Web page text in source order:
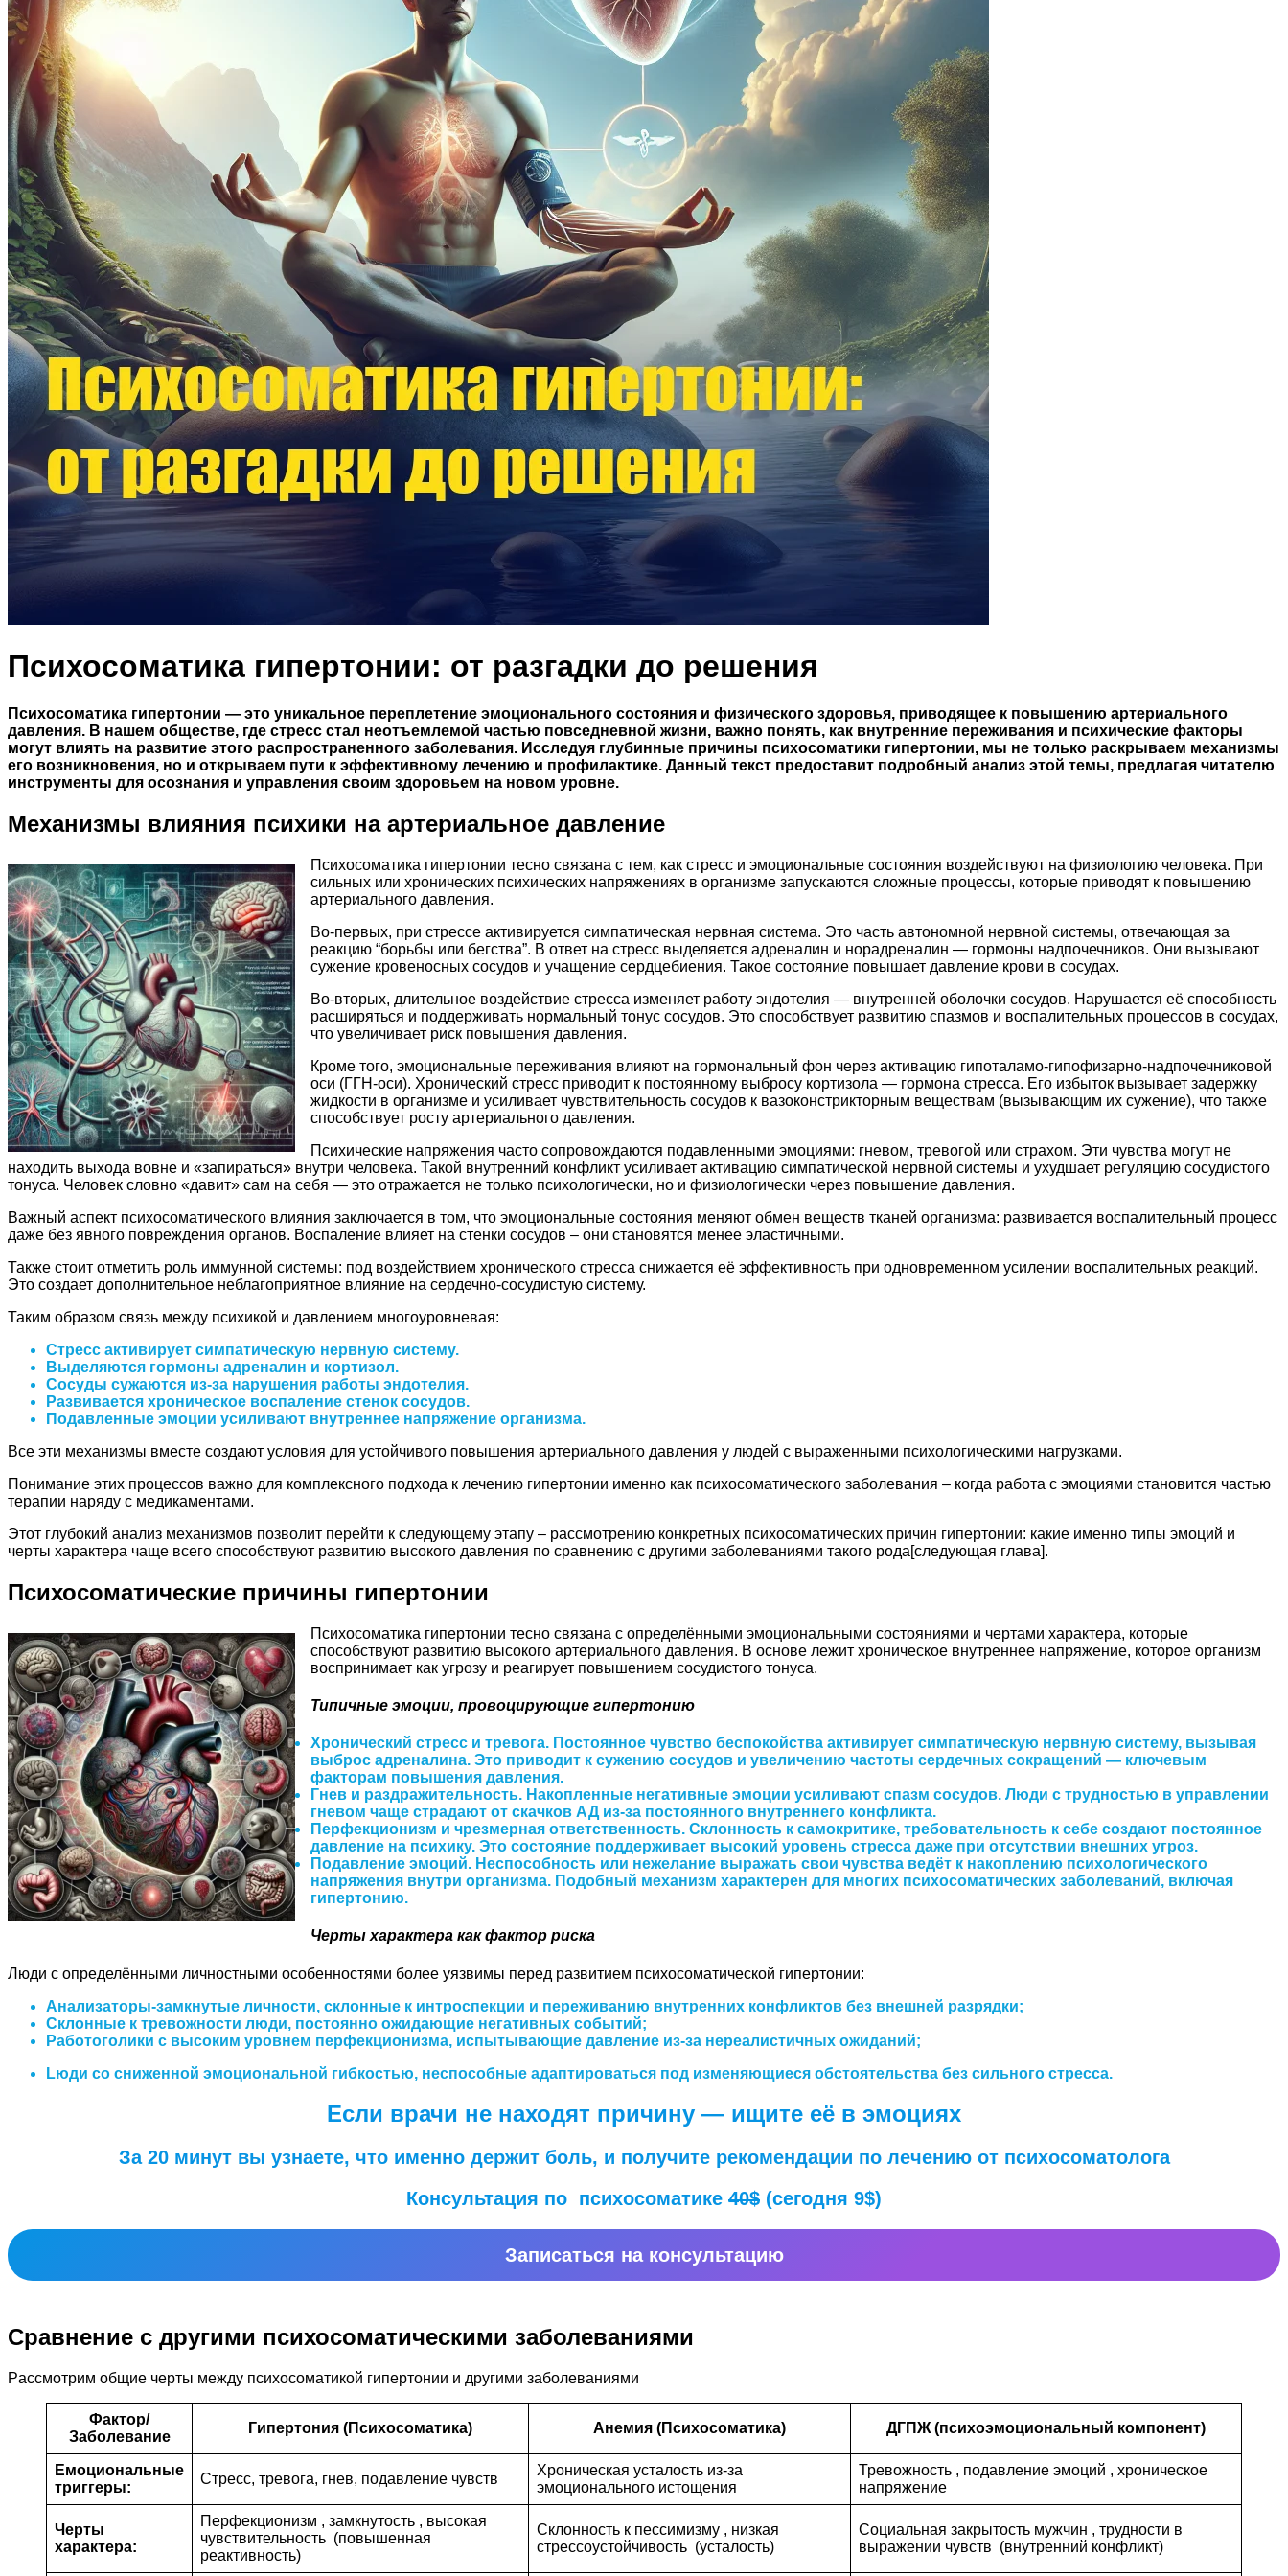
Психосоматика гипертонии: от разгадки до решения
Психосоматика гипертонии — это уникальное переплетение эмоционального состояния и физического здоровья, приводящее к повышению артериального
давления. В нашем обществе, где стресс стал неотъемлемой частью повседневной жизни, важно понять, как внутренние переживания и психические факторы
могут влиять на развитие этого распространенного заболевания. Исследуя глубинные причины психосоматики гипертонии, мы не только раскрываем механизмы
его возникновения, но и открываем пути к эффективному лечению и профилактике. Данный текст предоставит подробный анализ этой темы, предлагая читателю
инструменты для осознания и управления своим здоровьем на новом уровне.
Механизмы влияния психики на артериальное давление
Психосоматика гипертонии тесно связана с тем, как стресс и эмоциональные состояния воздействуют на физиологию человека. При
сильных или хронических психических напряжениях в организме запускаются сложные процессы, которые приводят к повышению
артериального давления.
Во-первых, при стрессе активируется симпатическая нервная система. Это часть автономной нервной системы, отвечающая за
реакцию “борьбы или бегства”. В ответ на стресс выделяется адреналин и норадреналин — гормоны надпочечников. Они вызывают
сужение кровеносных сосудов и учащение сердцебиения. Такое состояние повышает давление крови в сосудах.
Во-вторых, длительное воздействие стресса изменяет работу эндотелия — внутренней оболочки сосудов. Нарушается её способность
расширяться и поддерживать нормальный тонус сосудов. Это способствует развитию спазмов и воспалительных процессов в сосудах,
что увеличивает риск повышения давления.
Кроме того, эмоциональные переживания влияют на гормональный фон через активацию гипоталамо-гипофизарно-надпочечниковой
оси (ГГН-оси). Хронический стресс приводит к постоянному выбросу кортизола — гормона стресса. Его избыток вызывает задержку
жидкости в организме и усиливает чувствительность сосудов к вазоконстрикторным веществам (вызывающим их сужение), что также
способствует росту артериального давления.
Психические напряжения часто сопровождаются подавленными эмоциями: гневом, тревогой или страхом. Эти чувства могут не
находить выхода вовне и «запираться» внутри человека. Такой внутренний конфликт усиливает активацию симпатической нервной системы и ухудшает регуляцию сосудистого
тонуса. Человек словно «давит» сам на себя — это отражается не только психологически, но и физиологически через повышение давления.
Важный аспект психосоматического влияния заключается в том, что эмоциональные состояния меняют обмен веществ тканей организма: развивается воспалительный процесс
даже без явного повреждения органов. Воспаление влияет на стенки сосудов – они становятся менее эластичными.
Также стоит отметить роль иммунной системы: под воздействием хронического стресса снижается её эффективность при одновременном усилении воспалительных реакций.
Это создает дополнительное неблагоприятное влияние на сердечно-сосудистую систему.
Таким образом связь между психикой и давлением многоуровневая:
Стресс активирует симпатическую нервную систему.
Выделяются гормоны адреналин и кортизол.
Сосуды сужаются из-за нарушения работы эндотелия.
Развивается хроническое воспаление стенок сосудов.
Подавленные эмоции усиливают внутреннее напряжение организма.
Все эти механизмы вместе создают условия для устойчивого повышения артериального давления у людей с выраженными психологическими нагрузками.
Понимание этих процессов важно для комплексного подхода к лечению гипертонии именно как психосоматического заболевания – когда работа с эмоциями становится частью
терапии наряду с медикаментами.
Этот глубокий анализ механизмов позволит перейти к следующему этапу – рассмотрению конкретных психосоматических причин гипертонии: какие именно типы эмоций и
черты характера чаще всего способствуют развитию высокого давления по сравнению с другими заболеваниями такого рода[следующая глава].
Психосоматические причины гипертонии
Психосоматика гипертонии тесно связана с определёнными эмоциональными состояниями и чертами характера, которые
способствуют развитию высокого артериального давления. В основе лежит хроническое внутреннее напряжение, которое организм
воспринимает как угрозу и реагирует повышением сосудистого тонуса.
Типичные эмоции, провоцирующие гипертонию
Хронический стресс и тревога. Постоянное чувство беспокойства активирует симпатическую нервную систему, вызывая
выброс адреналина. Это приводит к сужению сосудов и увеличению частоты сердечных сокращений — ключевым
факторам повышения давления.
Гнев и раздражительность. Накопленные негативные эмоции усиливают спазм сосудов. Люди с трудностью в управлении
гневом чаще страдают от скачков АД из-за постоянного внутреннего конфликта.
Перфекционизм и чрезмерная ответственность. Склонность к самокритике, требовательность к себе создают постоянное
давление на психику. Это состояние поддерживает высокий уровень стресса даже при отсутствии внешних угроз.
Подавление эмоций. Неспособность или нежелание выражать свои чувства ведёт к накоплению психологического
напряжения внутри организма. Подобный механизм характерен для многих психосоматических заболеваний, включая
гипертонию.
Черты характера как фактор риска
Люди с определёнными личностными особенностями более уязвимы перед развитием психосоматической гипертонии:
Aнaлизаторы-замкнутые личности, склонные к интроспекции и переживанию внутренних конфликтов без внешней разрядки;
Cклонные к тревожности люди, постоянно ожидающие негативных событий;
Pаботоголики с высоким уровнем перфекционизма, испытывающие давление из-за нереалистичных ожиданий;
Lюди со сниженной эмоциональной гибкостью, неспособные адаптироваться под изменяющиеся обстоятельства без сильного стресса.
Если врачи не находят причину — ищите её в эмоциях
За 20 минут вы узнаете, что именно держит боль, и получите рекомендации по лечению от психосоматолога
Консультация по психосоматике 40$ (сегодня 9$)
Записаться на консультацию
Cравнение с другими психосоматическими заболеваниями
Pассмотрим общие черты между психосоматикой гипертонии и другими заболеваниями
Фактор/
Заболевание
Гипертония (Психосоматика) Анемия (Психосоматика) ДГПЖ (психоэмоциональный компонент)
Eмоциональные
триггеры:
Стресс, тревога, гнев, подавление чувств
Хроническая усталость из-за
эмоционального истощения
Тревожность , подавление эмоций , хроническое
напряжение
Черты
характера:
Перфекционизм , замкнутость , высокая
чувствительность (повышенная
реактивность)
Склонность к пессимизму , низкая
стрессоустойчивость (усталость)
Социальная закрытость мужчин , трудности в
выражении чувств (внутренний конфликт)